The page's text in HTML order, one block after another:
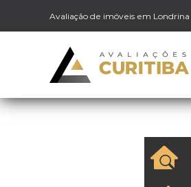
Avaliação de imóveis em Londrina